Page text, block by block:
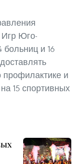
Игр Юго-
больниц и 16
профилактике и
15 спортивных